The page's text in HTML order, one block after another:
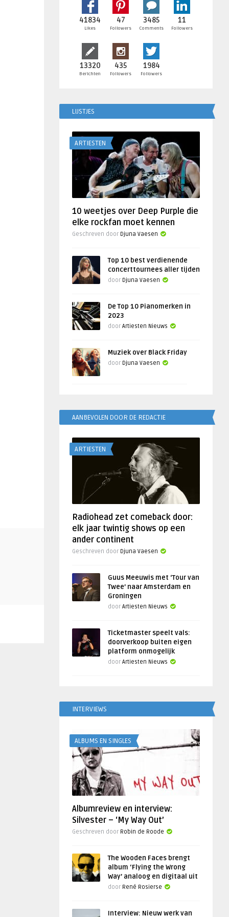
41834
Likes
47
Followers
3485
Comments
11
Followers
13320
Berichten
435
Followers
1984
Followers
LIJSTJES
ARTIESTEN
10 weetjes over Deep Purple die
elke rockfan moet kennen
Geschreven door Djuna Vaesen
Top 10 best verdienende
concerttournees aller tijden
door Djuna Vaesen
De Top 10 Pianomerken in
2023
door Artiesten Nieuws
Muziek over Black Friday
door Djuna Vaesen
AANBEVOLEN DOOR DE REDACTIE
ARTIESTEN
Radiohead zet comeback door:
elk jaar twintig shows op een
ander continent
Geschreven door Djuna Vaesen
Guus Meeuwis met ‘Tour van
Twee’ naar Amsterdam en
Groningen
door Artiesten Nieuws
Ticketmaster speelt vals:
doorverkoop buiten eigen
platform onmogelijk
door Artiesten Nieuws
INTERVIEWS
ALBUMS EN SINGLES
Albumreview en interview:
Silvester – ‘My Way Out’
Geschreven door Robin de Roode
The Wooden Faces brengt
album ‘Flying the Wrong
Way’ analoog en digitaal uit
door René Rosierse
Interview: Nieuw werk van